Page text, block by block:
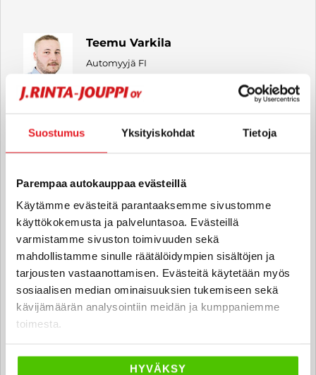
Suostumus Yksityiskohdat Tietoja
Parempaa autokauppaa evästeillä
Käytämme evästeitä parantaaksemme sivustomme
käyttökokemusta ja palveluntasoa. Evästeillä
varmistamme sivuston toimivuuden sekä
mahdollistamme sinulle räätälöidympien sisältöjen ja
tarjousten vastaanottamisen. Evästeitä käytetään myös
sosiaalisen median ominaisuuksien tukemiseen sekä
kävijämäärän analysointiin meidän ja kumppaniemme
toimesta.
HYVÄKSY
Teemu Varkila
Automyyjä FI
Mika Balakin
mika.balakin@rintajouppi.fi
040 711 9812
Jukka Holmi